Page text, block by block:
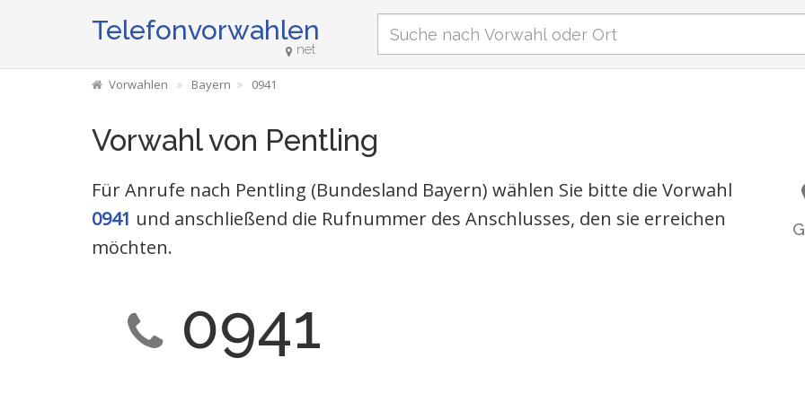
Telefonvorwahlen
net
Vorwahlen Bayern 0941
Vorwahl von Pentling
Für Anrufe nach Pentling (Bundesland Bayern) wählen Sie bitte die Vorwahl
0941 und anschließend die Rufnummer des Anschlusses, den sie erreichen
möchten.
0941